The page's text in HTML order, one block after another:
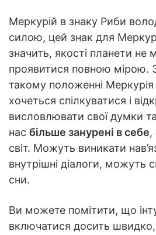
Меркурій в знаку Риби
силою, цей знак для
значить, якості планети не
проявитися повною мірою.
такому положенні
хочеться спілкуватися і
висловлювати свої думки та
нас більше занурені в себе,
світ. Можуть виникати
внутрішні діалоги, можуть
сни.
Ви можете помітити, що
включатися досить